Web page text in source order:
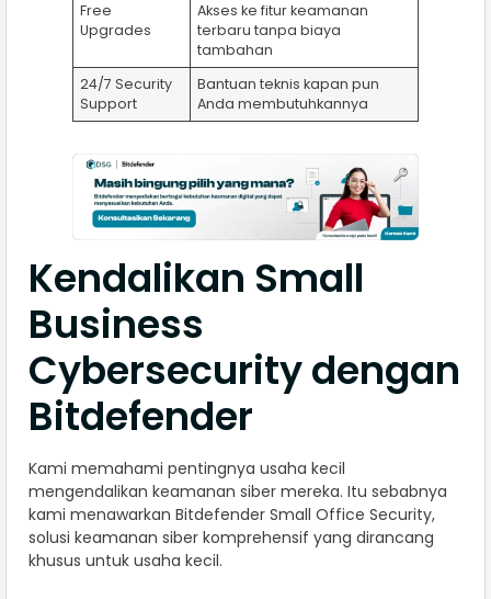
Free
Upgrades
Akses ke fitur keamanan
terbaru tanpa biaya
tambahan
24/7 Security
Support
Bantuan teknis kapan pun
Anda membutuhkannya
Kendalikan Small
Business
Cybersecurity dengan
Bitdefender
Kami memahami pentingnya usaha kecil
mengendalikan keamanan siber mereka. Itu sebabnya
kami menawarkan Bitdefender Small Office Security,
solusi keamanan siber komprehensif yang dirancang
khusus untuk usaha kecil.